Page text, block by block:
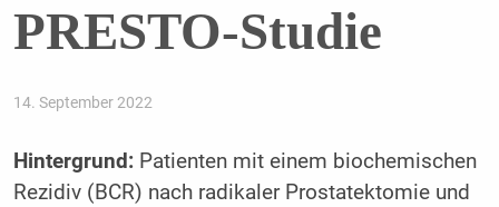
PRESTO-Studie
14. September 2022
Hintergrund:Patienten mit einem biochemischen
Rezidiv (BCR) nach radikaler Prostatektomie und